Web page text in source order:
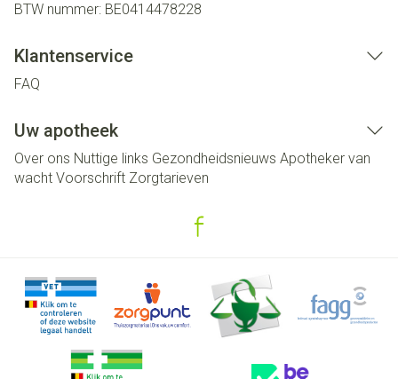
BTW nummer: BE0414478228
Klantenservice
FAQ
Uw apotheek
Over ons Nuttige links Gezondheidsnieuws Apotheker van
wacht Voorschrift Zorgtarieven